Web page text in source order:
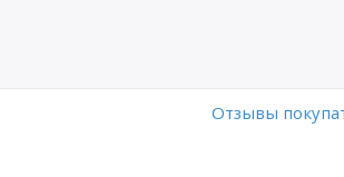
Отзывы